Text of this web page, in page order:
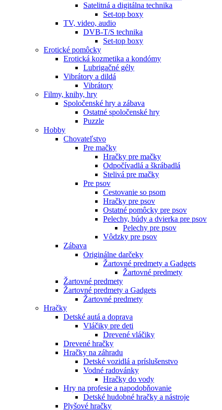
Satelitná a digitálna technika
Set-top boxy
TV, video, audio
DVB-T/S technika
Set-top boxy
Erotické pomôcky
Erotická kozmetika a kondómy
Lubrigačné gély
Vibrátory a dildá
Vibrátory
Filmy, knihy, hry
Spoločenské hry a zábava
Ostatné spoločenské hry
Puzzle
Hobby
Chovateľstvo
Pre mačky
Hračky pre mačky
Odpočívadlá a škrábadlá
Stelivá pre mačky
Pre psov
Cestovanie so psom
Hračky pre psov
Ostatné pomôcky pre psov
Pelechy, búdy a dvierka pre psov
Pelechy pre psov
Vôdzky pre psov
Zábava
Originálne darčeky
Žartovné predmety a Gadgets
Žartovné predmety
Žartovné predmety
Žartovné predmety a Gadgets
Žartovné predmety
Hračky
Detské autá a doprava
Vláčiky pre deti
Drevené vláčiky
Drevené hračky
Hračky na záhradu
Detské vozidlá a príslušenstvo
Vodné radovánky
Hračky do vody
Hry na profesie a napodobňovanie
Detské hudobné hračky a nástroje
Plyšové hračky